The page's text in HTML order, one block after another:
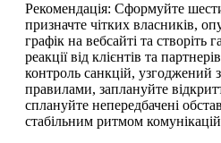
Рекомендація: Сформуйте
призначте чітких власників,
графік на вебсайті та створіть
реакції від клієнтів та партнерів
контроль санкцій, узгоджений
правилами, заплануйте
сплануйте непередбачені
стабільним ритмом